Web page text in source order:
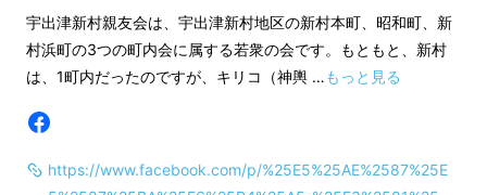
神輿は昼間は町内を練り歩き人々の厄を取り入
れ、夜は水中や火中に投げ込まれることで禊を
クーポンの利用はお控えください。
※本プロジェクトは寄附控除にはなり
ません。
適格請求書発行事業者登録番号：なし
い木札及び御守で
５）昨年のあばれ
的としたプロジェ
宇出津新村親友会は、宇出津新村地区の新村本町、昭和町、新
村浜町の3つの町内会に属する若衆の会です。もともと、新村
は、1町内だったのですが、キリコ（神輿 …もっと見る
https://www.facebook.com/p/%25E5%25AE%2587%25E